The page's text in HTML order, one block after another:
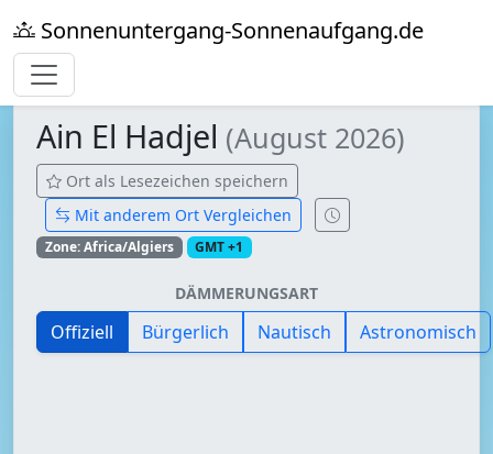
Sonnenuntergang-Sonnenaufgang.de
Ain El Hadjel (August 2026)
Ort als Lesezeichen speichern
Mit anderem Ort Vergleichen
Zone: Africa/Algiers GMT +1
DÄMMERUNGSART
Offiziell Bürgerlich Nautisch Astronomisch